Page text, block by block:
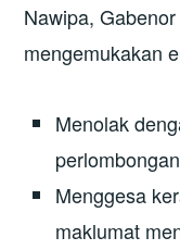
Nawipa,
mengemukakan
Menolak
Menggesa
maklumat